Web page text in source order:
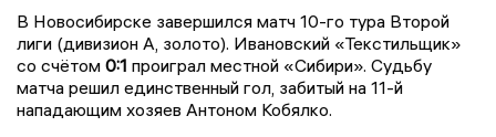
В Новосибирске завершился матч 10-го тура Второй
лиги (дивизион А, золото). Ивановский «Текстильщик»
со счётом 0:1 проиграл местной «Сибири». Судьбу
матча решил единственный гол, забитый на 11-й
нападающим хозяев Антоном Кобялко.